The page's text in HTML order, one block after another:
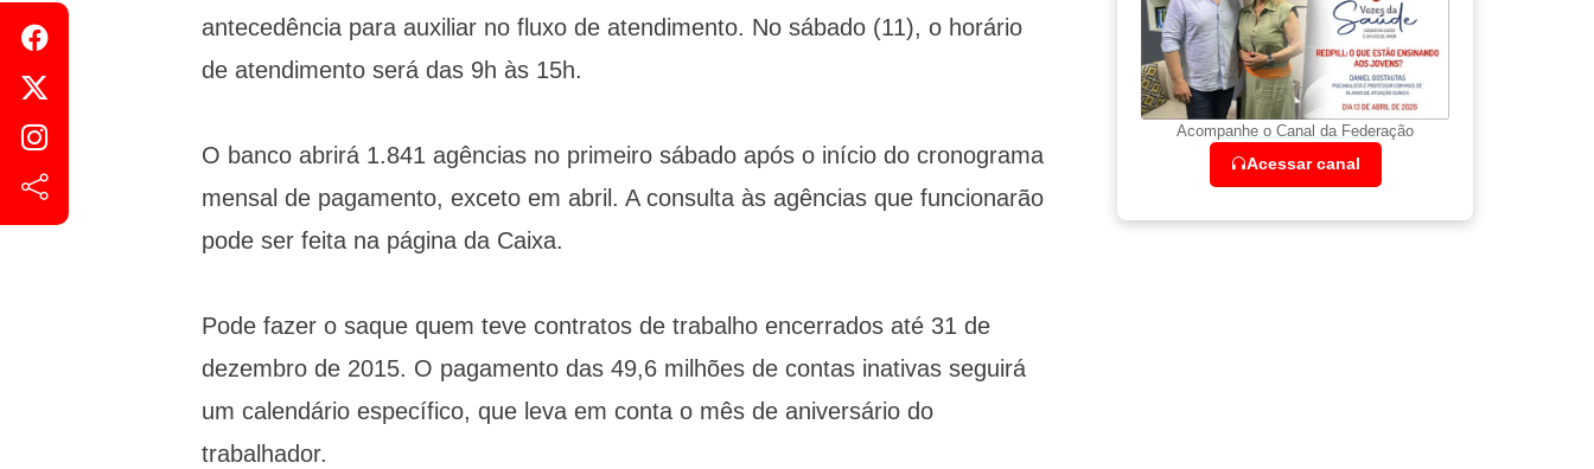
antecedência para auxiliar no fluxo de atendimento. No sábado (11), o horário
de atendimento será das 9h às 15h.
O banco abrirá 1.841 agências no primeiro sábado após o início do cronograma
mensal de pagamento, exceto em abril. A consulta às agências que funcionarão
pode ser feita na página da Caixa.
Pode fazer o saque quem teve contratos de trabalho encerrados até 31 de
dezembro de 2015. O pagamento das 49,6 milhões de contas inativas seguirá
um calendário específico, que leva em conta o mês de aniversário do
trabalhador.
Acompanhe o Canal da Federação
Acessar canal